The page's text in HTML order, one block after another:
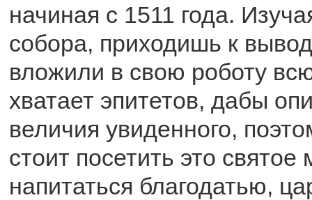
начиная с 1511 года.
собора, приходишь к
вложили в свою роботу
хватает эпитетов, дабы
величия увиденного,
стоит посетить это
напитаться благодатью,